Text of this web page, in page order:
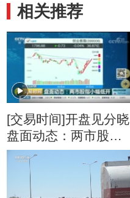
相关推荐
[交易时间]开盘见分晓
盘面动态：两市股指
小幅低开